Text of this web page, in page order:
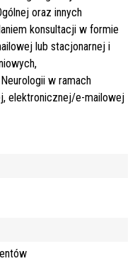
oraz innych
konsultacji w formie
lub stacjonarnej i
w ramach
elektronicznej/e-mailowej